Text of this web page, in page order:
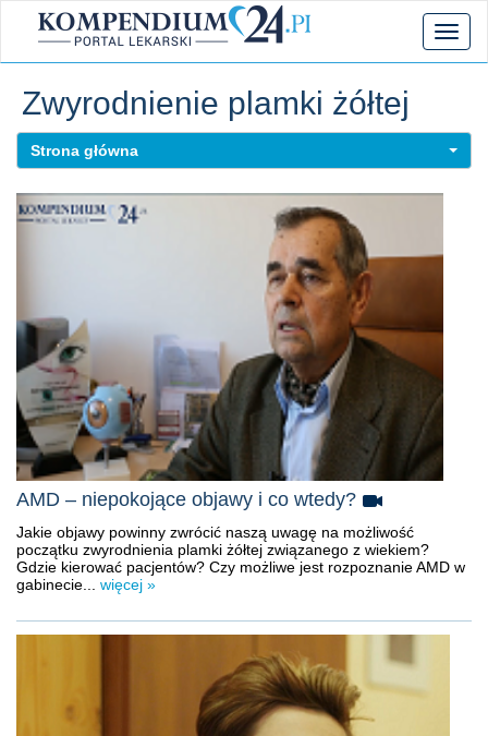
Zwyrodnienie plamki żółtej
Strona główna
AMD – niepokojące objawy i co wtedy?
Jakie objawy powinny zwrócić naszą uwagę na możliwość
początku zwyrodnienia plamki żółtej związanego z wiekiem?
Gdzie kierować pacjentów? Czy możliwe jest rozpoznanie AMD w
gabinecie...
więcej »